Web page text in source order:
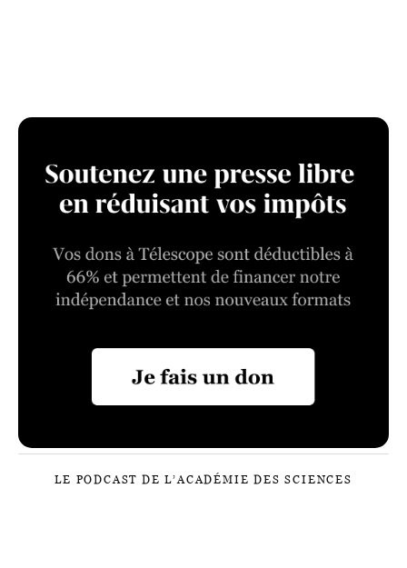
LE PODCAST DE L’ACADÉMIE DES SCIENCES